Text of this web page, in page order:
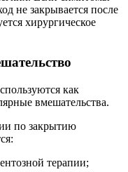
не закрывается после
хирургическое
как
вмешательства.
по закрытию
терапии;